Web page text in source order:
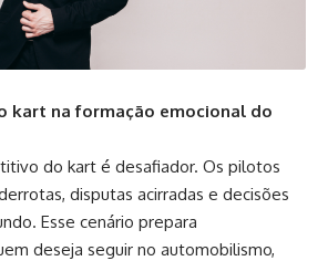
kart na formação emocional do
do kart é desafiador. Os pilotos
disputas acirradas e decisões
Esse cenário prepara
deseja seguir no automobilismo,